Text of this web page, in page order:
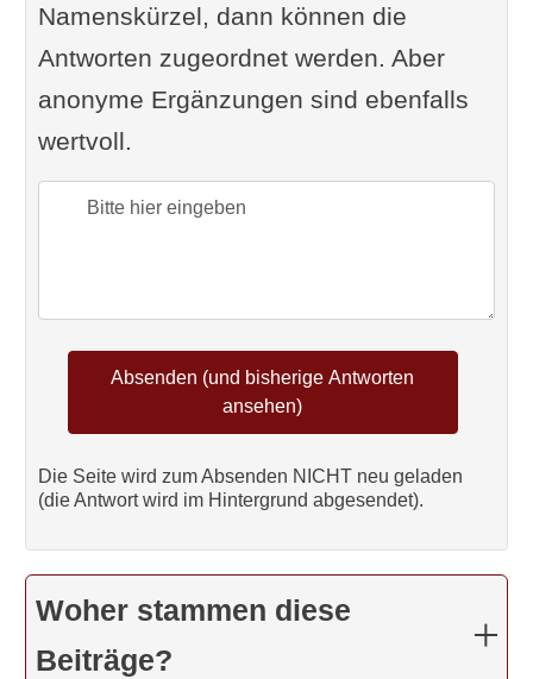
Namenskürzel, dann können die
Antworten zugeordnet werden. Aber
anonyme Ergänzungen sind ebenfalls
wertvoll.
Die Seite wird zum Absenden NICHT neu geladen
(die Antwort wird im Hintergrund abgesendet).
Woher stammen diese
Beiträge?